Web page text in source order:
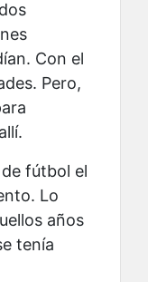
Con el
Pero,
fútbol el
Lo
años
tenía